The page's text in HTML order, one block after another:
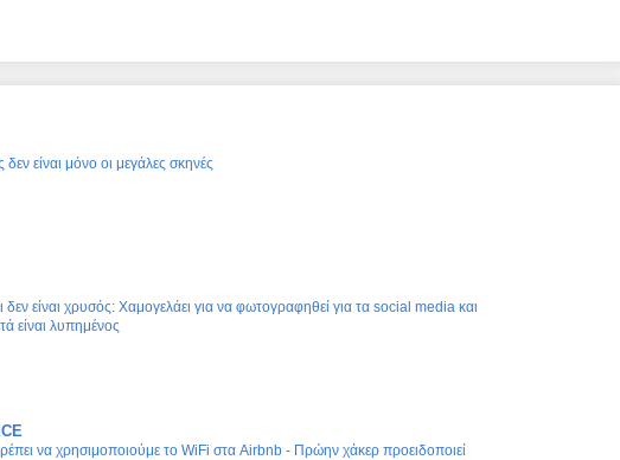
δεν είναι μόνο οι μεγάλες σκηνές
δεν είναι χρυσός: Χαμογελάει για να φωτογραφηθεί για τα social media και
είναι λυπημένος
να χρησιμοποιούμε το WiFi στα Airbnb - Πρώην χάκερ προειδοποιεί